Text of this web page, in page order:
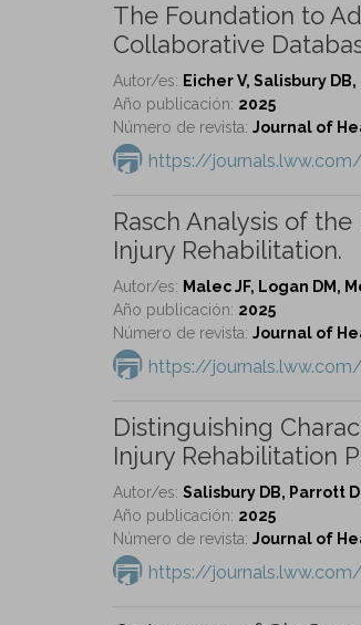
The Foundation to
Collaborative
Autor/es: Eicher V, Salisbury
Año publicación: 2025
Número de revista: Journal of
https://
Rasch Analysis of
Injury Rehabilitation.
Autor/es: Malec JF, Logan DM,
Año publicación: 2025
Número de revista: Journal of
https://
Distinguishing
Injury Rehabilitation
Autor/es: Salisbury DB, Parrott
Año publicación: 2025
Número de revista: Journal of
https://